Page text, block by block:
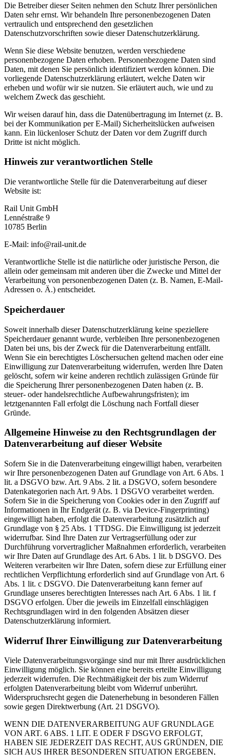
Die Betreiber dieser Seiten nehmen den Schutz Ihrer persönlichen
Daten sehr ernst. Wir behandeln Ihre personenbezogenen Daten
vertraulich und entsprechend den gesetzlichen
Datenschutzvorschriften sowie dieser Datenschutzerklärung.
Wenn Sie diese Website benutzen, werden verschiedene
personenbezogene Daten erhoben. Personenbezogene Daten sind
Daten, mit denen Sie persönlich identifiziert werden können. Die
vorliegende Datenschutzerklärung erläutert, welche Daten wir
erheben und wofür wir sie nutzen. Sie erläutert auch, wie und zu
welchem Zweck das geschieht.
Wir weisen darauf hin, dass die Datenübertragung im Internet (z. B.
bei der Kommunikation per E-Mail) Sicherheitslücken aufweisen
kann. Ein lückenloser Schutz der Daten vor dem Zugriff durch
Dritte ist nicht möglich.
Hinweis zur verantwortlichen Stelle
Die verantwortliche Stelle für die Datenverarbeitung auf dieser
Website ist:
Rail Unit GmbH
Lennéstraße 9
10785 Berlin
E-Mail: info@rail-unit.de
Verantwortliche Stelle ist die natürliche oder juristische Person, die
allein oder gemeinsam mit anderen über die Zwecke und Mittel der
Verarbeitung von personenbezogenen Daten (z. B. Namen, E-Mail-
Adressen o. Ä.) entscheidet.
Speicherdauer
Soweit innerhalb dieser Datenschutzerklärung keine speziellere
Speicherdauer genannt wurde, verbleiben Ihre personenbezogenen
Daten bei uns, bis der Zweck für die Datenverarbeitung entfällt.
Wenn Sie ein berechtigtes Löschersuchen geltend machen oder eine
Einwilligung zur Datenverarbeitung widerrufen, werden Ihre Daten
gelöscht, sofern wir keine anderen rechtlich zulässigen Gründe für
die Speicherung Ihrer personenbezogenen Daten haben (z. B.
steuer- oder handelsrechtliche Aufbewahrungsfristen); im
letztgenannten Fall erfolgt die Löschung nach Fortfall dieser
Gründe.
Allgemeine Hinweise zu den Rechtsgrundlagen der
Datenverarbeitung auf dieser Website
Sofern Sie in die Datenverarbeitung eingewilligt haben, verarbeiten
wir Ihre personenbezogenen Daten auf Grundlage von Art. 6 Abs. 1
lit. a DSGVO bzw. Art. 9 Abs. 2 lit. a DSGVO, sofern besondere
Datenkategorien nach Art. 9 Abs. 1 DSGVO verarbeitet werden.
Sofern Sie in die Speicherung von Cookies oder in den Zugriff auf
Informationen in Ihr Endgerät (z. B. via Device-Fingerprinting)
eingewilligt haben, erfolgt die Datenverarbeitung zusätzlich auf
Grundlage von § 25 Abs. 1 TTDSG. Die Einwilligung ist jederzeit
widerrufbar. Sind Ihre Daten zur Vertragserfüllung oder zur
Durchführung vorvertraglicher Maßnahmen erforderlich, verarbeiten
wir Ihre Daten auf Grundlage des Art. 6 Abs. 1 lit. b DSGVO. Des
Weiteren verarbeiten wir Ihre Daten, sofern diese zur Erfüllung einer
rechtlichen Verpflichtung erforderlich sind auf Grundlage von Art. 6
Abs. 1 lit. c DSGVO. Die Datenverarbeitung kann ferner auf
Grundlage unseres berechtigten Interesses nach Art. 6 Abs. 1 lit. f
DSGVO erfolgen. Über die jeweils im Einzelfall einschlägigen
Rechtsgrundlagen wird in den folgenden Absätzen dieser
Datenschutzerklärung informiert.
Widerruf Ihrer Einwilligung zur Datenverarbeitung
Viele Datenverarbeitungsvorgänge sind nur mit Ihrer ausdrücklichen
Einwilligung möglich. Sie können eine bereits erteilte Einwilligung
jederzeit widerrufen. Die Rechtmäßigkeit der bis zum Widerruf
erfolgten Datenverarbeitung bleibt vom Widerruf unberührt.
Widerspruchsrecht gegen die Datenerhebung in besonderen Fällen
sowie gegen Direktwerbung (Art. 21 DSGVO).
WENN DIE DATENVERARBEITUNG AUF GRUNDLAGE
VON ART. 6 ABS. 1 LIT. E ODER F DSGVO ERFOLGT,
HABEN SIE JEDERZEIT DAS RECHT, AUS GRÜNDEN, DIE
SICH AUS IHRER BESONDEREN SITUATION ERGEBEN,